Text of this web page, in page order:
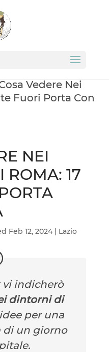
Vedere Nei
Fuori Porta Con
NEI
ROMA: 17
Feb 12, 2024| Lazio
vi indicherò
dintorni di
per una
di un giorno